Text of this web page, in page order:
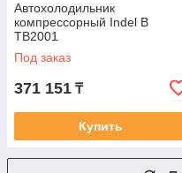
Автохолодильник
компрессорный Indel B
TB2001
Под заказ
371 151 ₸
Купить